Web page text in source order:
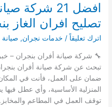
افضل 21
تصليح افران الغاز
اترك تعليقاً / خدمات نجران, صيانة
🔧 شركة صيانة أفران بنجران –
تبحث عن شركة صيانة أفران
ضمان على العمل، فأنت في
المنزلية الأساسية، وأي عطل
توقف العمل في المطاعم